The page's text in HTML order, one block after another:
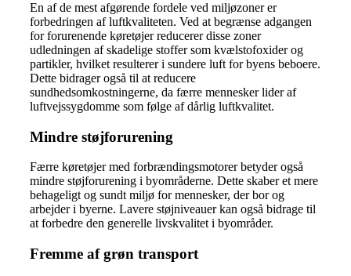
En af de mest afgørende fordele ved miljøzoner er
forbedringen af luftkvaliteten. Ved at begrænse adgangen
for forurenende køretøjer reducerer disse zoner
udledningen af skadelige stoffer som kvælstofoxider og
partikler, hvilket resulterer i sundere luft for byens beboere.
Dette bidrager også til at reducere
sundhedsomkostningerne, da færre mennesker lider af
luftvejssygdomme som følge af dårlig luftkvalitet.
Mindre støjforurening
Færre køretøjer med forbrændingsmotorer betyder også
mindre støjforurening i byområderne. Dette skaber et mere
behageligt og sundt miljø for mennesker, der bor og
arbejder i byerne. Lavere støjniveauer kan også bidrage til
at forbedre den generelle livskvalitet i byområder.
Fremme af grøn transport